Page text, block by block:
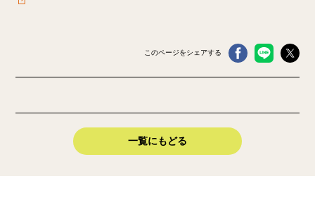
このページをシェアする
一覧にもどる